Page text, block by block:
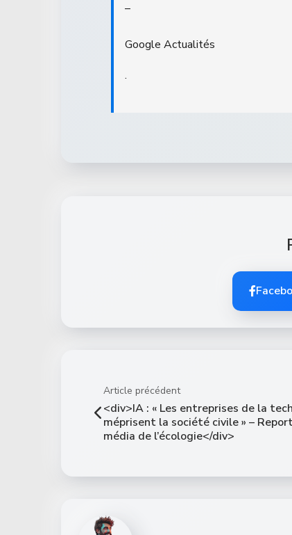
–
Google Actualités
.
Article précédent
<div>IA : « Les entreprises de la tech
méprisent la société civile » –
média de l’écologie</div>